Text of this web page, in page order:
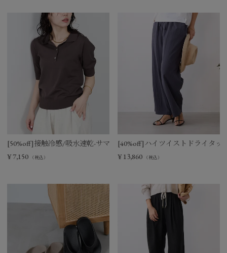
[50%off]接触冷感/吸水速乾-サマーポロニット
¥ 7,150 （税込）
[40%off]ハイツイストドライタッ
¥ 13,860 （税込）